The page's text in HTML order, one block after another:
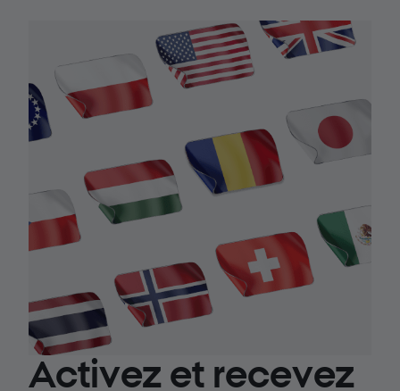
Activez et recevez